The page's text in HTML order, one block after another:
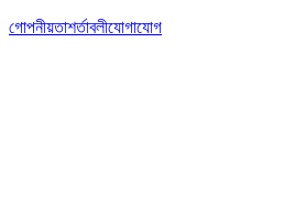
গোপনীয়তাশর্তাবলীযোগাযোগ